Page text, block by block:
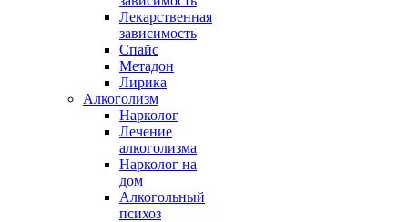
Лекарственная
зависимость
Спайс
Метадон
Лирика
Алкоголизм
Нарколог
Лечение
алкоголизма
Нарколог на
дом
Алкогольный
психоз